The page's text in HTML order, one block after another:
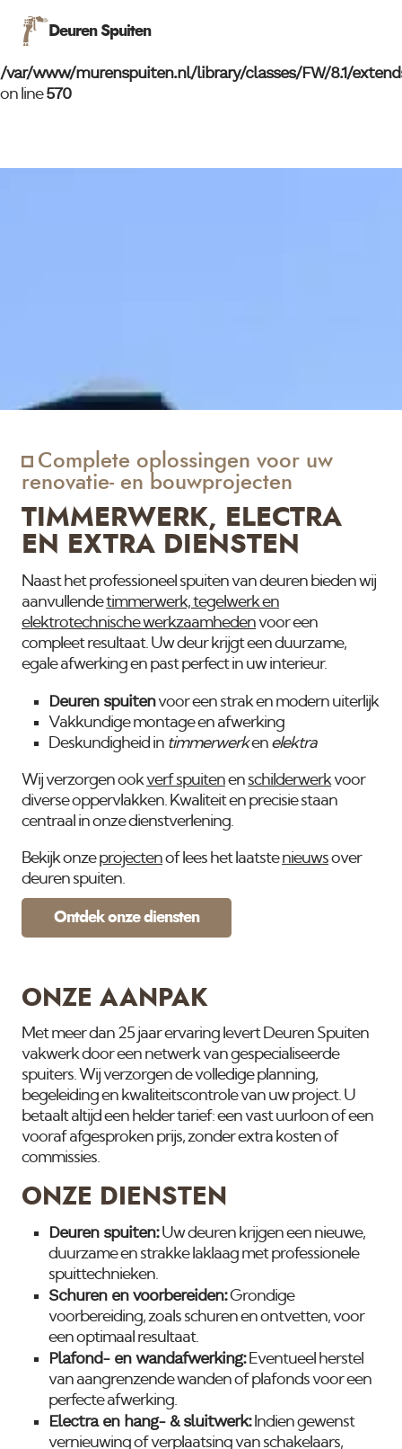
Warning: DOMDocument::loadHTML(): htmlParseEntityRef:
/var/www/murenspuiten.nl/library/classes/FW/8.1/
on line570
Deuren Spuiten
Complete oplossingen voor uw
renovatie- en bouwprojecten
TIMMERWERK, ELECTRA
EN EXTRA DIENSTEN
Naast het professioneel spuiten van deuren bieden wij
aanvullendetimmerwerk, tegelwerk en
elektrotechnische werkzaamhedenvoor een
compleet resultaat. Uw deur krijgt een duurzame,
egale afwerking en past perfect in uw interieur.
Deuren spuitenvoor een strak en modern uiterlijk
Vakkundige montage en afwerking
Deskundigheid in timmerwerken elektra
Wij verzorgen ookverf spuitenen schilderwerkvoor
diverse oppervlakken. Kwaliteit en precisie staan
centraal in onze dienstverlening.
Bekijk onzeprojectenof lees het laatstenieuwsover
deuren spuiten.
Ontdek onze diensten
ONZE AANPAK
Met meer dan 25 jaar ervaring levert Deuren Spuiten
vakwerk door een netwerk van gespecialiseerde
spuiters. Wij verzorgen de volledige planning,
begeleiding en kwaliteitscontrole van uw project. U
betaalt altijd een helder tarief: een vast uurloon of een
vooraf afgesproken prijs, zonder extra kosten of
commissies.
ONZE DIENSTEN
Deuren spuiten:Uw deuren krijgen een nieuwe,
duurzame en strakke laklaag met professionele
spuittechnieken.
Schuren en voorbereiden:Grondige
voorbereiding, zoals schuren en ontvetten, voor
een optimaal resultaat.
Plafond- en wandafwerking:Eventueel herstel
van aangrenzende wanden of plafonds voor een
perfecte afwerking.
Electra en hang- & sluitwerk:Indien gewenst
vernieuwing of verplaatsing van schakelaars,